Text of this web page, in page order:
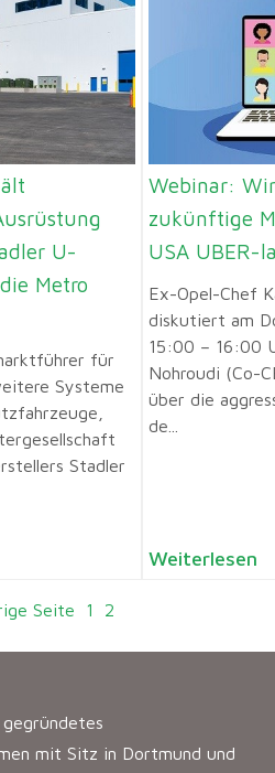
U-
Metro
für
Systeme
Stadler
Webinar:
zukünftige
USA UBER-
Ex-Opel-Chef
diskutiert am
15:00 – 16:00
Nohroudi (Co-
über die
de...
Weiterlesen
Seite 1 2
mit Sitz in Dortmund und